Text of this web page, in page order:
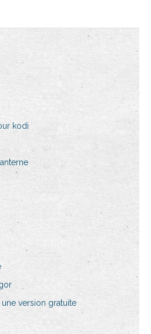
kodi
version gratuite